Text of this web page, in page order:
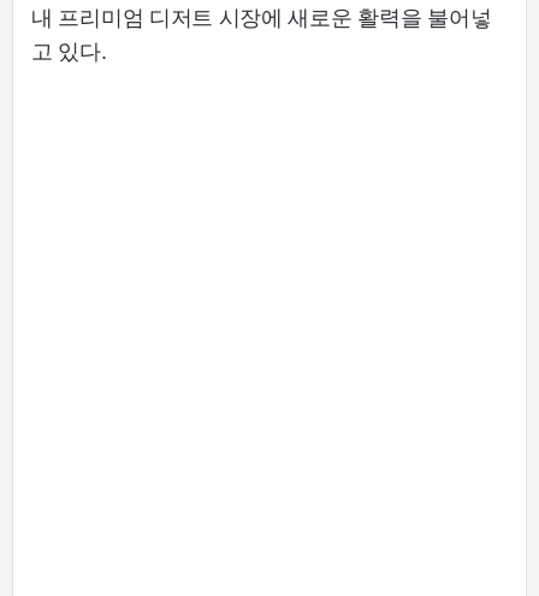
내 프리미엄 디저트 시장에 새로운 활력을 불어넣
고 있다.